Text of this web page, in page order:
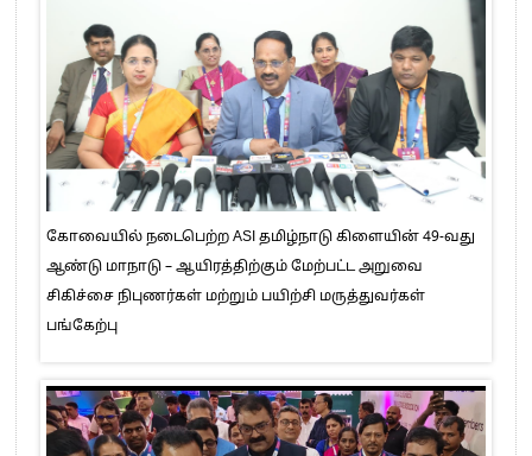
கோவையில் நடைபெற்ற ASI தமிழ்நாடு கிளையின் 49-வது
ஆண்டு மாநாடு – ஆயிரத்திற்கும் மேற்பட்ட அறுவை
சிகிச்சை நிபுணர்கள் மற்றும் பயிற்சி மருத்துவர்கள்
பங்கேற்பு